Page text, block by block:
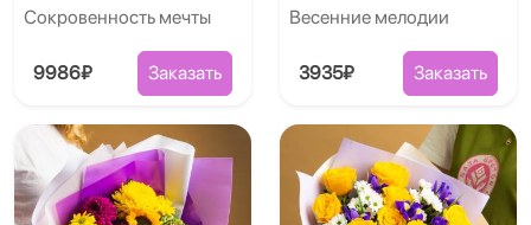
Сокровенность мечты
9986₽ Заказать
Весенние мелодии
3935₽ Заказать